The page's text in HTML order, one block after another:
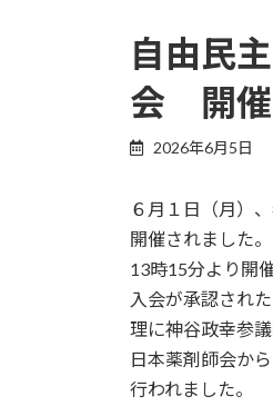
自由民
会 開催
2026年6月5日
６月１日（月）
開催されました。
13時15分より開
入会が承認され
理に神谷政幸参
日本薬剤師会か
行われました。